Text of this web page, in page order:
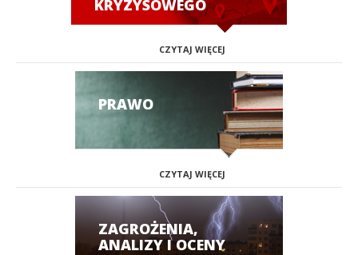
KRYZYSOWEGO
CZYTAJ WIĘCEJ
PRAWO
CZYTAJ WIĘCEJ
ZAGROŻENIA,
ANALIZY I OCENY